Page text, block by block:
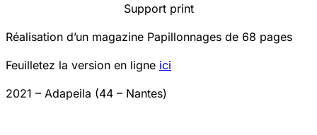
Support print
Réalisation d’un magazine Papillonnages de 68 pages
Feuilletez la version en ligne ici
2021 – Adapeila (44 – Nantes)